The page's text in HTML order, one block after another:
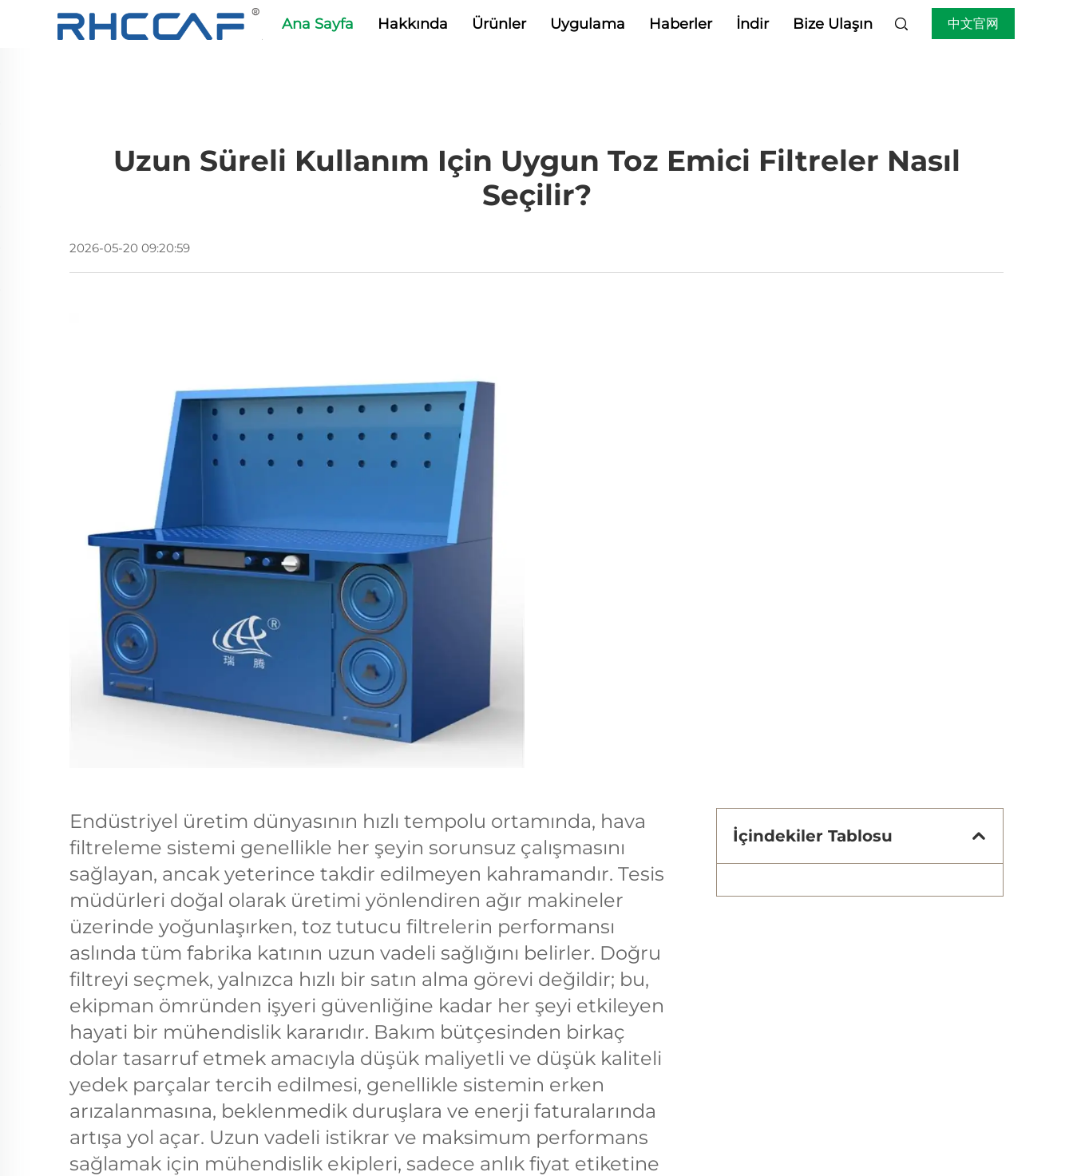
Ana Sayfa Hakkında Ürünler Uygulama Haberler İndir Bize Ulaşın 中文官网
Uzun Süreli Kullanım Için Uygun Toz Emici Filtreler Nasıl
Seçilir?
2026-05-20 09:20:59
Endüstriyel üretim dünyasının hızlı tempolu ortamında, hava
filtreleme sistemi genellikle her şeyin sorunsuz çalışmasını
sağlayan, ancak yeterince takdir edilmeyen kahramandır. Tesis
müdürleri doğal olarak üretimi yönlendiren ağır makineler
üzerinde yoğunlaşırken, toz tutucu filtrelerin performansı
aslında tüm fabrika katının uzun vadeli sağlığını belirler. Doğru
filtreyi seçmek, yalnızca hızlı bir satın alma görevi değildir; bu,
ekipman ömründen işyeri güvenliğine kadar her şeyi etkileyen
hayati bir mühendislik kararıdır. Bakım bütçesinden birkaç
dolar tasarruf etmek amacıyla düşük maliyetli ve düşük kaliteli
yedek parçalar tercih edilmesi, genellikle sistemin erken
arızalanmasına, beklenmedik duruşlara ve enerji faturalarında
artışa yol açar. Uzun vadeli istikrar ve maksimum performans
sağlamak için mühendislik ekipleri, sadece anlık fiyat etiketine
İçindekiler Tablosu